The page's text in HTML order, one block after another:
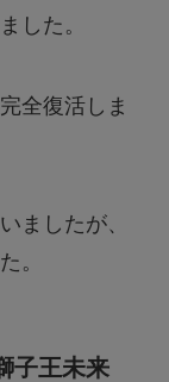
した。
全復活しま
ましたが、
。
子王未来